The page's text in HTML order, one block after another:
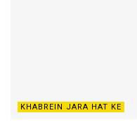
KHABREIN JARA HAT KE